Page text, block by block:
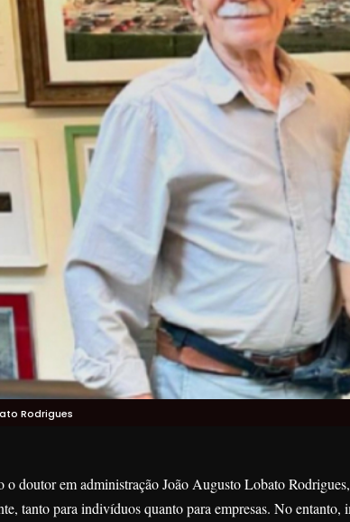
Rodrigues
o doutor em administração João Augusto Lobato
tanto para indivíduos quanto para empresas. No entanto,